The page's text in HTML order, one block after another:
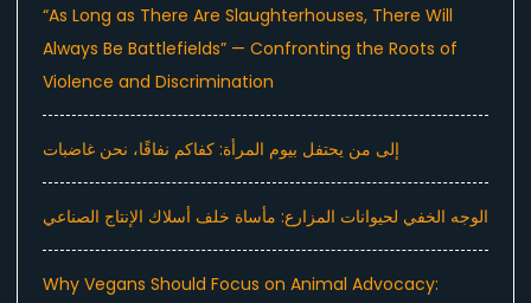
“As Long as There Are Slaughterhouses, There Will
Always Be Battlefields” — Confronting the Roots of
Violence and Discrimination
إلى من يحتفل بيوم المرأة: كفاكم نفاقًا، نحن غاضبات
الوجه الخفي لحيوانات المزارع: مأساة خلف أسلاك الإنتاج الصناعي
Why Vegans Should Focus on Animal Advocacy: